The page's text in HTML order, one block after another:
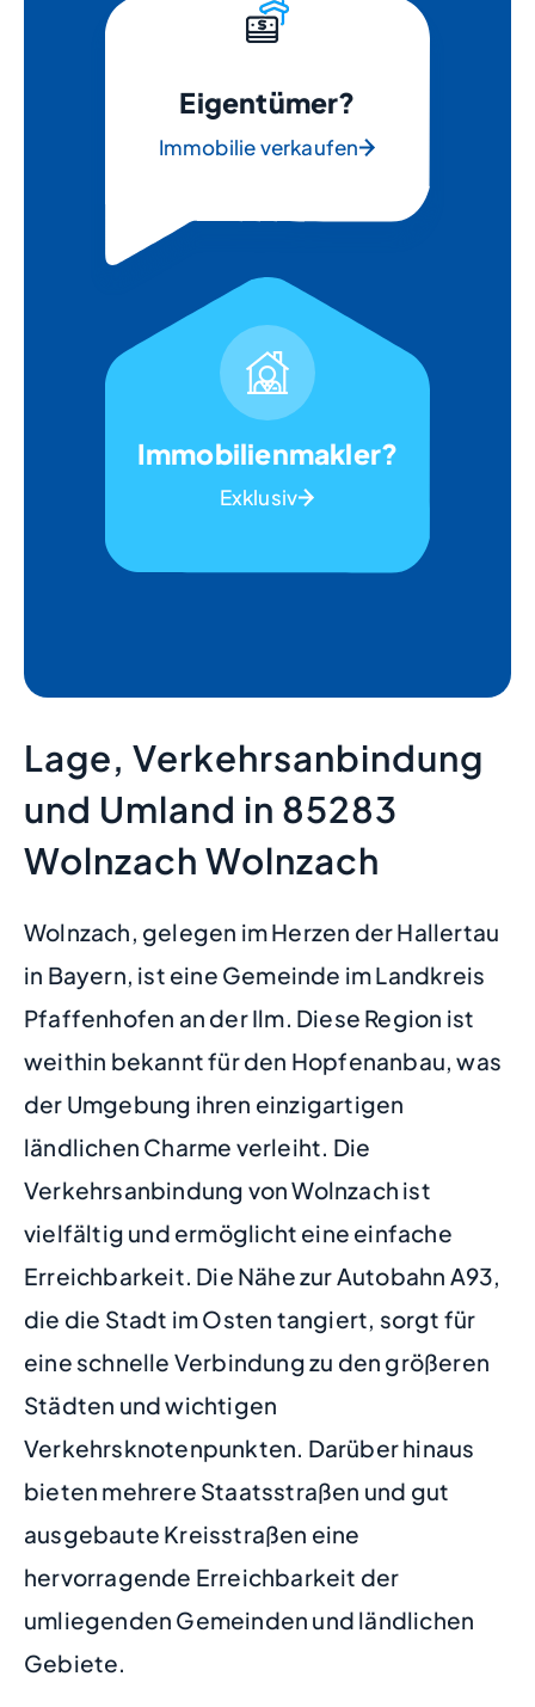
Eigentümer?
Immobilie verkaufen
Immobilienmakler?
Exklusiv
Lage, Verkehrsanbindung
und Umland in 85283
Wolnzach Wolnzach
Wolnzach, gelegen im Herzen der Hallertau
in Bayern, ist eine Gemeinde im Landkreis
Pfaffenhofen an der Ilm. Diese Region ist
weithin bekannt für den Hopfenanbau, was
der Umgebung ihren einzigartigen
ländlichen Charme verleiht. Die
Verkehrsanbindung von Wolnzach ist
vielfältig und ermöglicht eine einfache
Erreichbarkeit. Die Nähe zur Autobahn A93,
die die Stadt im Osten tangiert, sorgt für
eine schnelle Verbindung zu den größeren
Städten und wichtigen
Verkehrsknotenpunkten. Darüber hinaus
bieten mehrere Staatsstraßen und gut
ausgebaute Kreisstraßen eine
hervorragende Erreichbarkeit der
umliegenden Gemeinden und ländlichen
Gebiete.